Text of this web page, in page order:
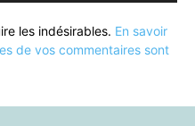
les indésirables. En savoir
de vos commentaires sont